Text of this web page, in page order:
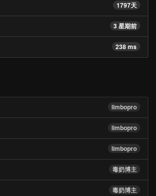
1797天
3 星期前
238 ms
limbopro
limbopro
limbopro
毒奶博主
毒奶博主